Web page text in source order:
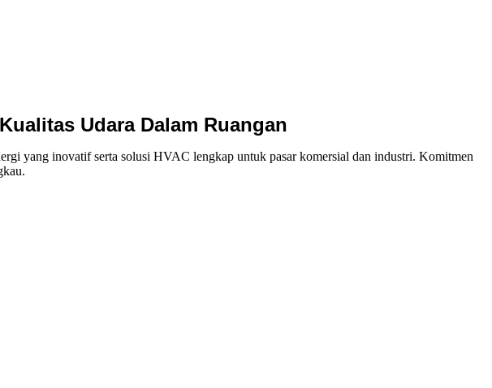
Udara Dalam Ruangan
yang inovatif serta solusi HVAC lengkap untuk pasar komersial dan industri. Komitmen